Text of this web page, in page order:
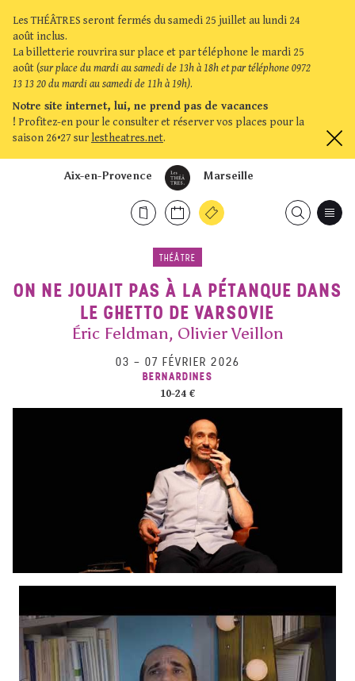
Les THÉÂTRES seront fermés du samedi 25 juillet au lundi 24
août inclus.
La billetterie rouvrira sur place et par téléphone le mardi 25
août (sur place du mardi au samedi de 13h à 18h et par téléphone 0972
13 13 20 du mardi au samedi de 11h à 19h).
Notre site internet, lui, ne prend pas de vacances
! Profitez-en pour le consulter et réserver vos places pour la
saison 26•27 sur lestheatres.net.
Marseille
Aix-en-Provence
THÉÂTRE
ON NE JOUAIT PAS À LA PÉTANQUE DANS
LE GHETTO DE VARSOVIE
Éric Feldman, Olivier Veillon
03 – 07 FÉVRIER 2026
BERNARDINES
10-24 €